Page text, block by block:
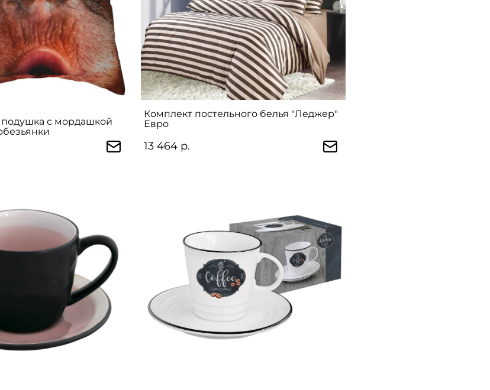
с мордашкой
Комплект постельного белья "Леджер"
Евро
13 464 р.